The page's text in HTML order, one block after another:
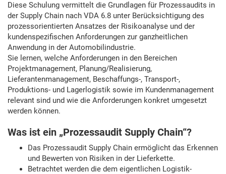
Diese Schulung vermittelt die Grundlagen für Prozessaudits in
der Supply Chain nach VDA 6.8 unter Berücksichtigung des
prozessorientierten Ansatzes der Risikoanalyse und der
kundenspezifischen Anforderungen zur ganzheitlichen
Anwendung in der Automobilindustrie.
Sie lernen, welche Anforderungen in den Bereichen
Projektmanagement, Planung/Realisierung,
Lieferantenmanagement, Beschaffungs-, Transport-,
Produktions- und Lagerlogistik sowie im Kundenmanagement
relevant sind und wie die Anforderungen konkret umgesetzt
werden können.
Was ist ein „Prozessaudit Supply Chain“?
Das Prozessaudit Supply Chain ermöglicht das Erkennen
und Bewerten von Risiken in der Lieferkette.
Betrachtet werden die dem eigentlichen Logistik-